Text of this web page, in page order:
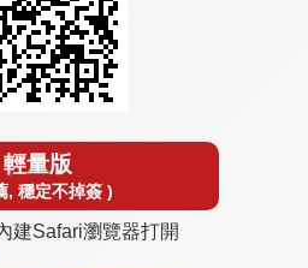
輕量版
, 穩定不掉簽 )
建Safari瀏覽器打開